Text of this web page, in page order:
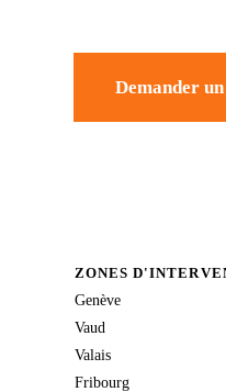
Demander
ZONES
Genève
Vaud
Valais
Fribourg